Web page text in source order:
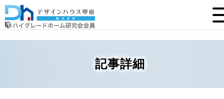
記事詳細